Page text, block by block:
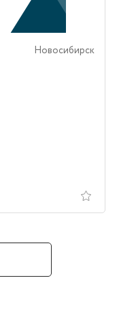
Новосибирск